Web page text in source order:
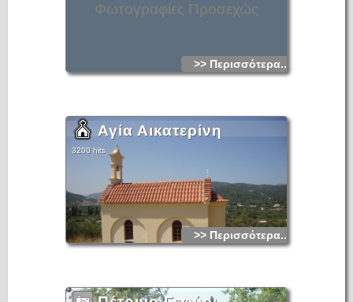
Φωτογραφίες Προσεχώς
>> Περισσότερα...
Αγία Αικατερίνη
3200 hits
>> Περισσότερα...